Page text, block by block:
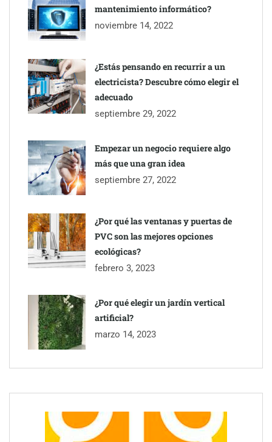
Gestoría Online reduce a unas horas el alta de autónomo
mantenimiento informático?
noviembre 14, 2022
¿Estás pensando en recurrir a un
electricista? Descubre cómo elegir el
adecuado
septiembre 29, 2022
Empezar un negocio requiere algo
más que una gran idea
septiembre 27, 2022
¿Por qué las ventanas y puertas de
PVC son las mejores opciones
ecológicas?
febrero 3, 2023
¿Por qué elegir un jardín vertical
artificial?
marzo 14, 2023